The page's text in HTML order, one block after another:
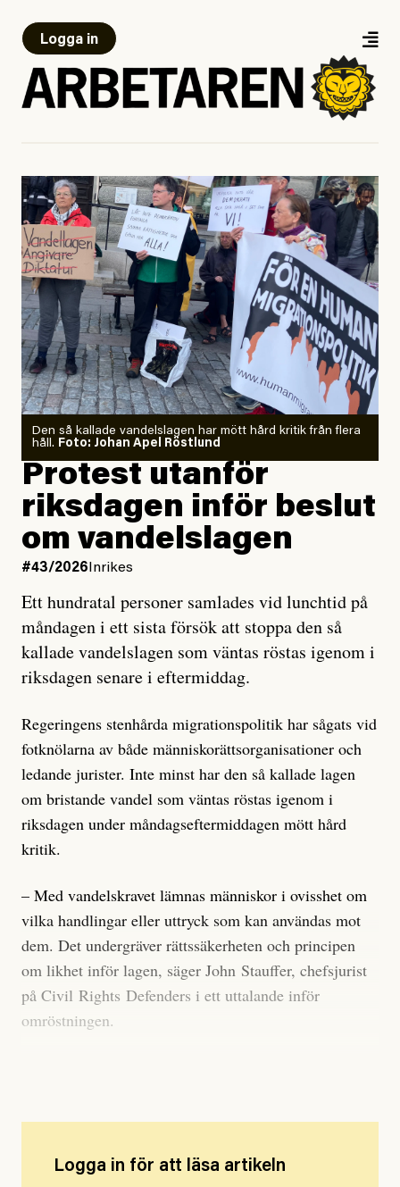
Logga in
Den så kallade vandelslagen har mött hård kritik från flera
håll. Foto: Johan Apel Röstlund
Protest utanför
riksdagen inför beslut
om vandelslagen
#43/2026 Inrikes
Ett hundratal personer samlades vid lunchtid på
måndagen i ett sista försök att stoppa den så
kallade vandelslagen som väntas röstas igenom i
riksdagen senare i eftermiddag.
Regeringens stenhårda migrationspolitik har sågats vid
fotknölarna av både människorättsorganisationer och
ledande jurister. Inte minst har den så kallade lagen
om bristande vandel som väntas röstas igenom i
riksdagen under måndagseftermiddagen mött hård
kritik.
– Med vandelskravet lämnas människor i ovisshet om
vilka handlingar eller uttryck som kan användas mot
dem. Det undergräver rättssäkerheten och principen
om likhet inför lagen, säger John Stauffer, chefsjurist
på Civil Rights Defenders i ett uttalande inför
omröstningen.
Logga in för att läsa artikeln